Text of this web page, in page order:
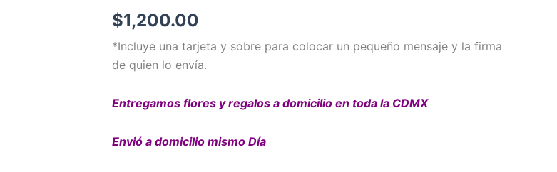
$1,200.00
*Incluye una tarjeta y sobre para colocar un pequeño mensaje y la firma
de quien lo envía.
Entregamos flores y regalos a domicilio en toda la CDMX
Envió a domicilio mismo Día